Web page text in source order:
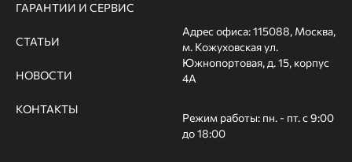
ГАРАНТИИ И СЕРВИС
СТАТЬИ
НОВОСТИ
КОНТАКТЫ
Адрес офиса: 115088, Москва,
м. Кожуховская ул.
Южнопортовая, д. 15, корпус
4А
Режим работы: пн. - пт. с 9:00
до 18:00